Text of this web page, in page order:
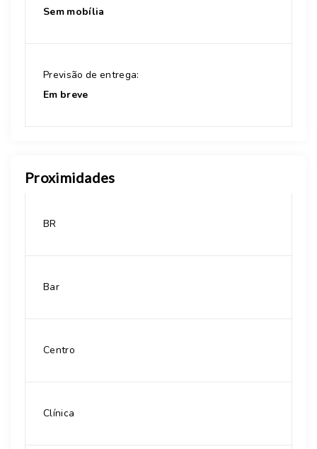
Sem mobília
Previsão de entrega:
Em breve
Proximidades
BR
Bar
Centro
Clínica